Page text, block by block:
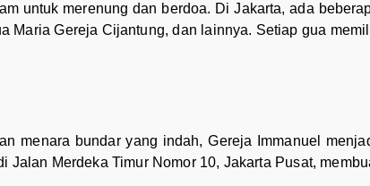
untuk merenung dan berdoa. Di Jakarta, ada
Maria Gereja Cijantung, dan lainnya. Setiap gua
menara bundar yang indah, Gereja Immanuel
Jalan Merdeka Timur Nomor 10, Jakarta Pusat,